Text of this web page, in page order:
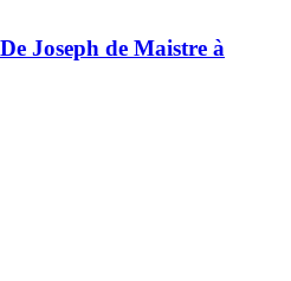
Joseph de Maistre à